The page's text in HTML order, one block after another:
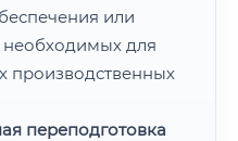
или
для
производственных
переподготовка